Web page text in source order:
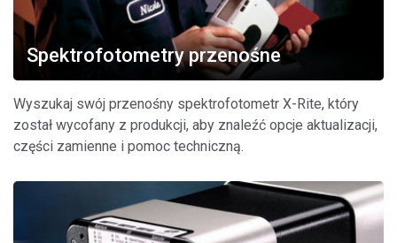
Spektrofotometry przenośne
Wyszukaj swój przenośny spektrofotometr X-Rite, który
został wycofany z produkcji, aby znaleźć opcje aktualizacji,
części zamienne i pomoc techniczną.